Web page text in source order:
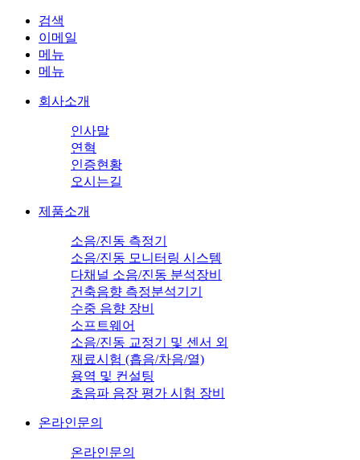
검색
이메일
메뉴
메뉴
회사소개
인사말
연혁
인증현황
오시는길
제품소개
소음/진동 측정기
소음/진동 모니터링 시스템
다채널 소음/진동 분석장비
건축음향 측정분석기기
수중 음향 장비
소프트웨어
소음/진동 교정기 및 센서 외
재료시험 (흡음/차음/열)
용역 및 컨설팅
초음파 음장 평가 시험 장비
온라인문의
온라인문의